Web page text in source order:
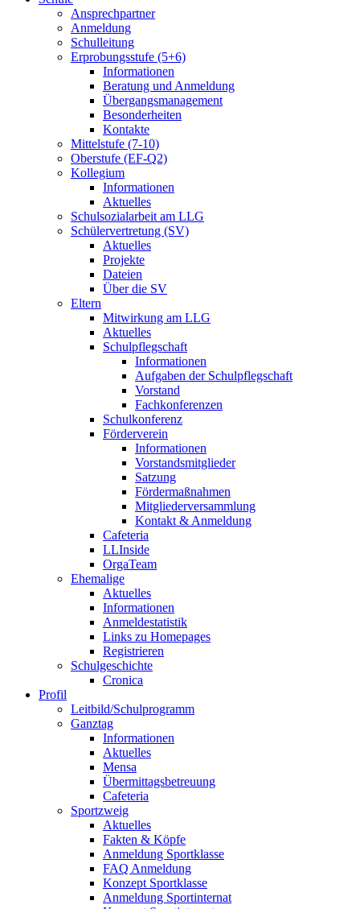
Ansprechpartner
Anmeldung
Schulleitung
Erprobungsstufe (5+6)
Informationen
Beratung und Anmeldung
Übergangsmanagement
Besonderheiten
Kontakte
Mittelstufe (7-10)
Oberstufe (EF-Q2)
Kollegium
Informationen
Aktuelles
Schulsozialarbeit am LLG
Schülervertretung (SV)
Aktuelles
Projekte
Dateien
Über die SV
Eltern
Mitwirkung am LLG
Aktuelles
Schulpflegschaft
Informationen
Aufgaben der Schulpflegschaft
Vorstand
Fachkonferenzen
Schulkonferenz
Förderverein
Informationen
Vorstandsmitglieder
Satzung
Fördermaßnahmen
Mitgliederversammlung
Kontakt & Anmeldung
Cafeteria
LLInside
OrgaTeam
Ehemalige
Aktuelles
Informationen
Anmeldestatistik
Links zu Homepages
Registrieren
Schulgeschichte
Cronica
Profil
Leitbild/Schulprogramm
Ganztag
Informationen
Aktuelles
Mensa
Übermittagsbetreuung
Cafeteria
Sportzweig
Aktuelles
Fakten & Köpfe
Anmeldung Sportklasse
FAQ Anmeldung
Konzept Sportklasse
Anmeldung Sportinternat